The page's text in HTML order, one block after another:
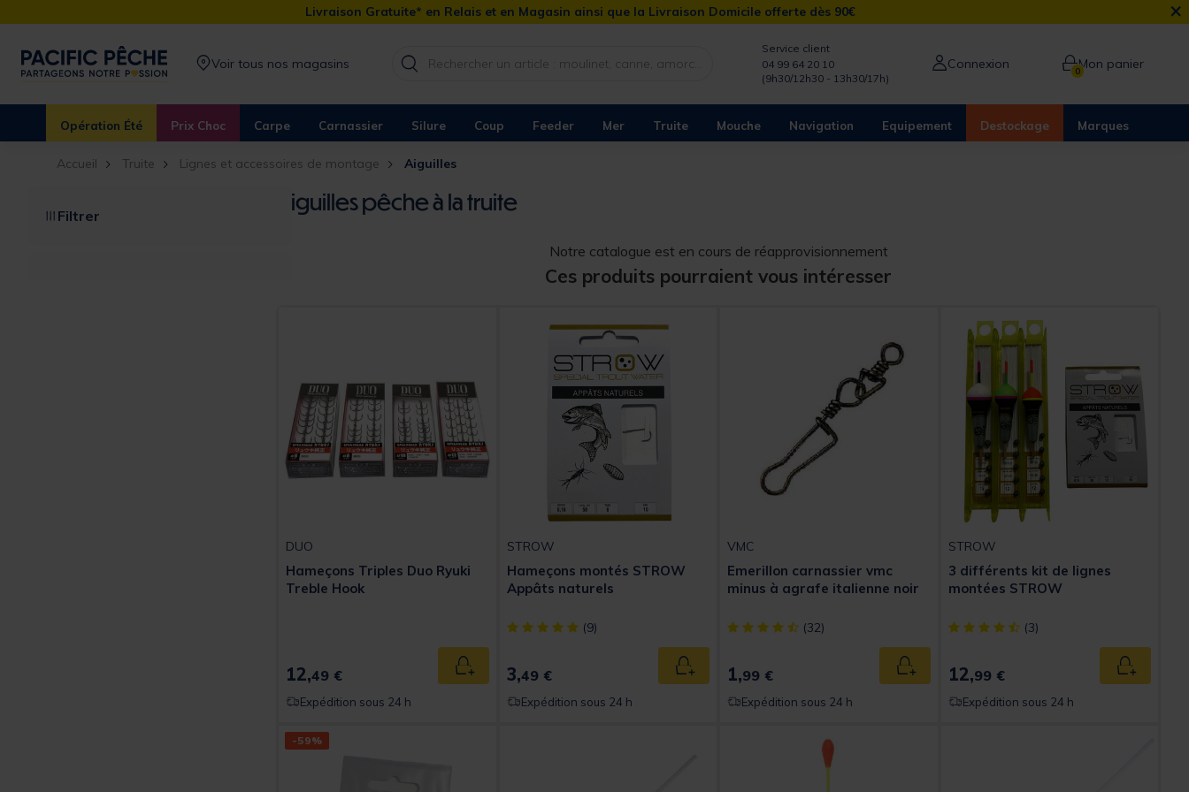
Livraison Gratuite* en Relais et en Magasin ainsi que la Livraison Domicile offerte dès 90€ ×
Voir tous nos magasins
Service client
04 99 64 20 10
(9h30/12h30 - 13h30/17h)
Connexion 0Mon panier
Opération Été Prix Choc Carpe Carnassier Silure Coup Feeder Mer Truite Mouche Navigation Equipement Destockage Marques
Accueil Truite Lignes et accessoires de montage Aiguilles
Filtrer
Aiguilles pêche à la truite
Notre catalogue est en cours de réapprovisionnement
Ces produits pourraient vous intéresser
DUO
Hameçons Triples Duo Ryuki
Treble Hook
12,49 € Ajouter au panier
Expédition sous 24 h
STROW
Hameçons montés STROW
Appâts naturels
[object Object] out of 5 Customer Rating
(9)
3,49 € Ajouter au panier
Expédition sous 24 h
VMC
Emerillon carnassier vmc
minus à agrafe italienne noir
[object Object] out of 5 Customer Rating
(32)
1,99 € Ajouter au panier
Expédition sous 24 h
STROW
3 différents kit de lignes
montées STROW
[object Object] out of 5 Customer Rating
(3)
12,99 € Ajouter
Expédition sous 24 h
-59%